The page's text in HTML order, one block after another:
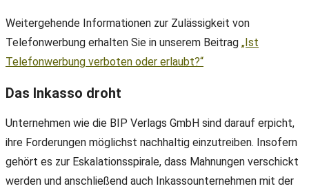
Weitergehende Informationen zur Zulässigkeit von
Telefonwerbung erhalten Sie in unserem Beitrag „Ist
Telefonwerbung verboten oder erlaubt?“
Das Inkasso droht
Unternehmen wie die BIP Verlags GmbH sind darauf erpicht,
ihre Forderungen möglichst nachhaltig einzutreiben. Insofern
gehört es zur Eskalationsspirale, dass Mahnungen verschickt
werden und anschließend auch Inkassounternehmen mit der